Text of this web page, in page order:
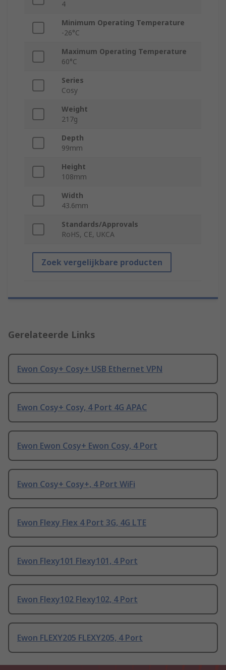
4
Minimum Operating Temperature
-26°C
Maximum Operating Temperature
60°C
Series
Cosy
Weight
217g
Depth
99mm
Height
108mm
Width
43.6mm
Standards/Approvals
RoHS, CE, UKCA
Zoek vergelijkbare producten
Gerelateerde Links
Ewon Cosy+ Cosy+ USB Ethernet VPN
Ewon Cosy+ Cosy, 4 Port 4G APAC
Ewon Ewon Cosy+ Ewon Cosy, 4 Port
Ewon Cosy+ Cosy+, 4 Port WiFi
Ewon Flexy Flex 4 Port 3G, 4G LTE
Ewon Flexy101 Flexy101, 4 Port
Ewon Flexy102 Flexy102, 4 Port
Ewon FLEXY205 FLEXY205, 4 Port